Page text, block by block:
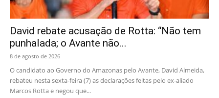
David rebate acusação de Rotta: “Não tem
punhalada; o Avante não...
8 de agosto de 2026
O candidato ao Governo do Amazonas pelo Avante, David Almeida,
rebateu nesta sexta-feira (7) as declarações feitas pelo ex-aliado
Marcos Rotta e negou que...